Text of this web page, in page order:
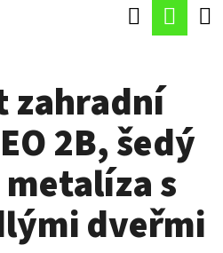
Hledat
zahradní
2B, šedý
s
dveřmi